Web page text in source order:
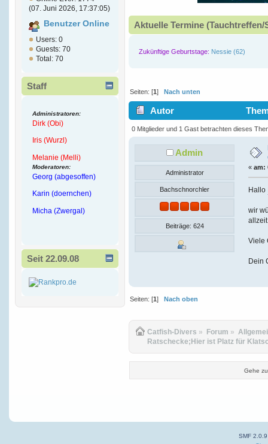
(07. Juni 2026, 17:37:05)
Benutzer Online
Users: 0
Guests: 70
Total: 70
Staff
Administratoren:
Dirk (Obi)
Iris (Wurzl)
Melanie (Melli)
Moderatoren:
Georg (abgesoffen)
Karin (doernchen)
Micha (Zwergal)
Seit 22.09.08
Aktuelle Termine
Zukünftige Geburtstage: Nessie (62)
Seiten: [1]Nach unten
Autor
(Gelesen 5981 mal)
0 Mitglieder und 1 Gast betrachten dieses
Admin
Administrator
Bachschnorchler
Beiträge: 624
« am:
Hallo
wir
Viele
Dein
Seiten: [1] Nach oben
Catfish-Divers » Forum »
Ratschecke;Hier ist Platz für
Gehe
SMF 2.0.9